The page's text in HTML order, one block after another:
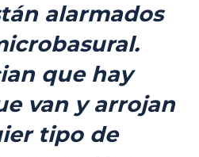
alarmados
que hay
van y arrojan
tipo de